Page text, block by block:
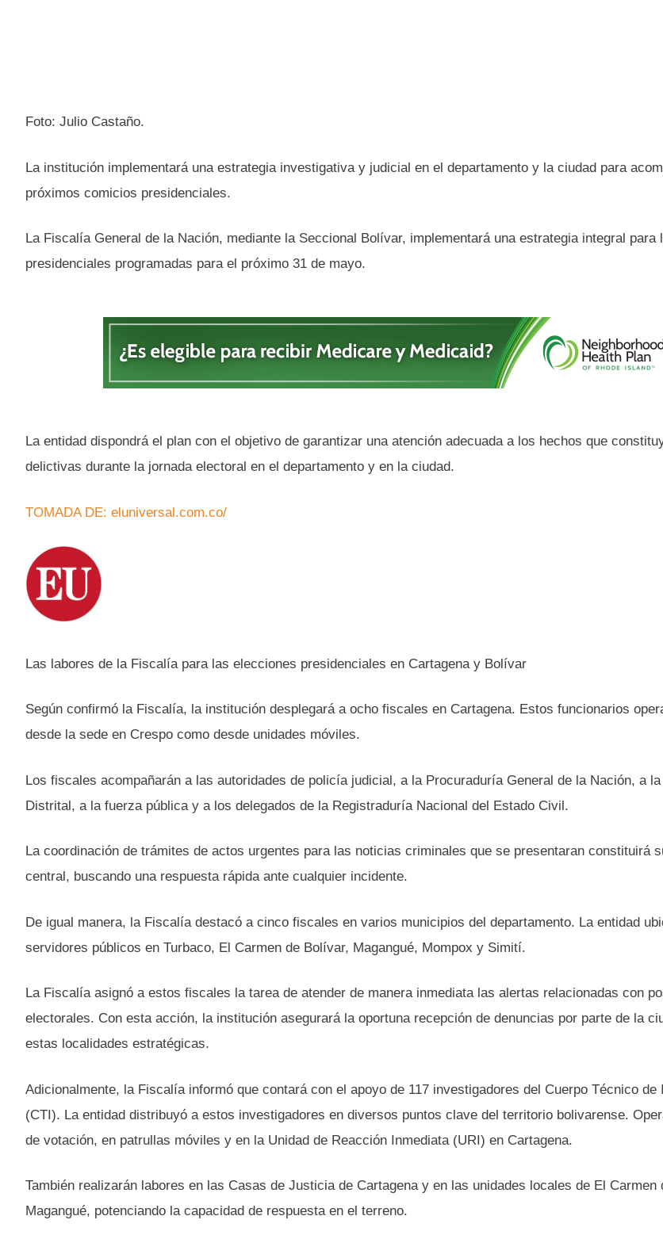
Foto: Julio Castaño.
La institución implementará una estrategia investigativa y judicial en el departamento y la ciudad para
próximos comicios presidenciales.
La Fiscalía General de la Nación, mediante la Seccional Bolívar, implementará una estrategia integral para
presidenciales programadas para el próximo 31 de mayo.
La entidad dispondrá el plan con el objetivo de garantizar una atención adecuada a los hechos que
delictivas durante la jornada electoral en el departamento y en la ciudad.
TOMADA DE: eluniversal.com.co/
Las labores de la Fiscalía para las elecciones presidenciales en Cartagena y Bolívar
Según confirmó la Fiscalía, la institución desplegará a ocho fiscales en Cartagena. Estos funcionarios
desde la sede en Crespo como desde unidades móviles.
Los fiscales acompañarán a las autoridades de policía judicial, a la Procuraduría General de la Nación, a
Distrital, a la fuerza pública y a los delegados de la Registraduría Nacional del Estado Civil.
La coordinación de trámites de actos urgentes para las noticias criminales que se presentaran constituirá
central, buscando una respuesta rápida ante cualquier incidente.
De igual manera, la Fiscalía destacó a cinco fiscales en varios municipios del departamento. La entidad
servidores públicos en Turbaco, El Carmen de Bolívar, Magangué, Mompox y Simití.
La Fiscalía asignó a estos fiscales la tarea de atender de manera inmediata las alertas relacionadas con
electorales. Con esta acción, la institución asegurará la oportuna recepción de denuncias por parte de la
estas localidades estratégicas.
Adicionalmente, la Fiscalía informó que contará con el apoyo de 117 investigadores del Cuerpo Técnico de
(CTI). La entidad distribuyó a estos investigadores en diversos puntos clave del territorio bolivarense.
de votación, en patrullas móviles y en la Unidad de Reacción Inmediata (URI) en Cartagena.
También realizarán labores en las Casas de Justicia de Cartagena y en las unidades locales de El Carmen
Magangué, potenciando la capacidad de respuesta en el terreno.